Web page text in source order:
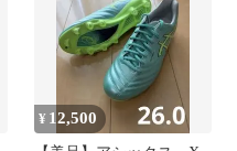
¥ 12,500